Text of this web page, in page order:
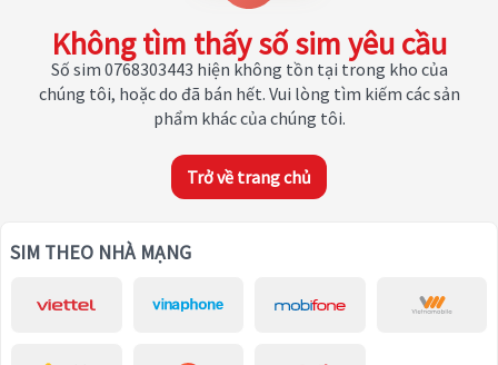
Không tìm thấy số sim yêu cầu
Số sim 0768303443 hiện không tồn tại trong kho của
chúng tôi, hoặc do đã bán hết. Vui lòng tìm kiếm các sản
phẩm khác của chúng tôi.
Trở về trang chủ
SIM THEO NHÀ MẠNG